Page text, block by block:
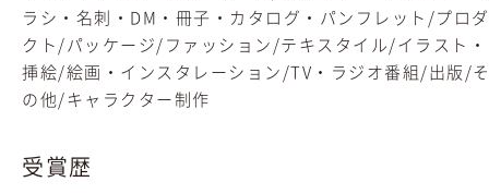
ラシ・名刺・DM・冊子・カタログ・パンフレット/プロダ
クト/パッケージ/ファッション/テキスタイル/イラスト・
挿絵/絵画・インスタレーション/TV・ラジオ番組/出版/
の他/キャラクター制作
受賞歴